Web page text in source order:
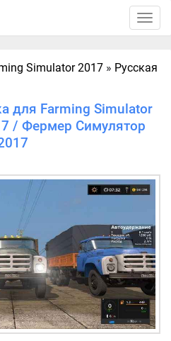
Toggle
Simulator 2017 » Русская
для Farming Simulator
/ Фермер Симулятор